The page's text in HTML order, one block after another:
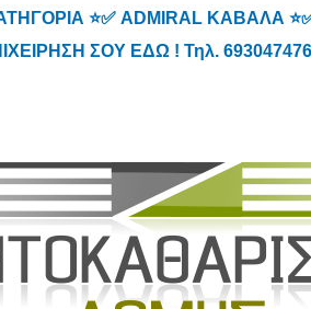
⭐✅ ADMIRAL ΚΑΒΑΛΑ
ΣΟΥ ΕΔΩ ! Τηλ.